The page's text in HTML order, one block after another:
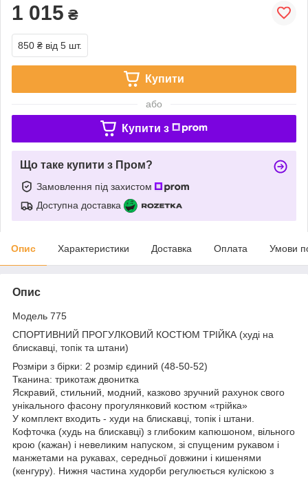
1 015 ₴
850 ₴ від 5 шт.
Купити
або
Купити з
Що таке купити з Пром?
Замовлення під захистом
Доступна доставка
Опис Характеристики Доставка Оплата Умови
Опис
Модель 775
СПОРТИВНИЙ ПРОГУЛКОВИЙ КОСТЮМ ТРІЙКА (худі на
блискавці, топік та штани)
Розміри з бірки: 2 розмір єдиний (48-50-52)
Тканина: трикотаж двонитка
Яскравий, стильний, модний, казково зручний рахунок свого
унікального фасону прогулянковий костюм «трійка»
У комплект входить - худи на блискавці, топік і штани.
Кофточка (худь на блискавці) з глибоким капюшоном, вільного
крою (кажан) і невеликим напуском, зі спущеним рукавом і
манжетами на рукавах, середньої довжини і кишенями
(кенгуру). Нижня частина худорби регулюється куліскою з